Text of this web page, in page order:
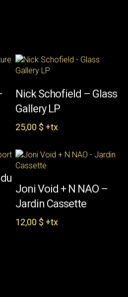
Nick Schofield – Glass
Gallery LP
25,00 $ +tx
Joni Void + N NAO –
Jardin Cassette
12,00 $ +tx